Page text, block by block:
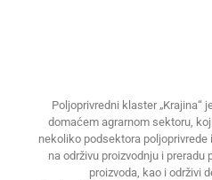
Poljoprivredni klaster „Krajina“
domaćem agrarnom sektoru,
nekoliko podsektora
na održivu proizvodnju i preradu
proizvoda, kao i održivi